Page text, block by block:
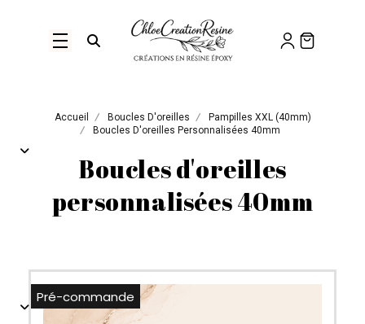
Ouvrir la recherche
Accueil Boucles D'oreilles
Pampilles XXL (40mm)
Boucles D'oreilles Personnalisées 40mm
Boucles d'oreilles
personnalisées 40mm
Pré-commande